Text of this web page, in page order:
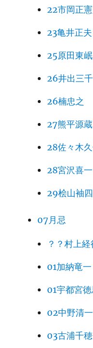
22市岡正憲
23亀井正夫
25原田東岷
26井出三
26楠忠之
27熊平源蔵
28佐々木
28宮沢喜一
29桧山袖
07月忌
？？村上経
01加納竜一
01宇都宮
02中野清一
03古浦千